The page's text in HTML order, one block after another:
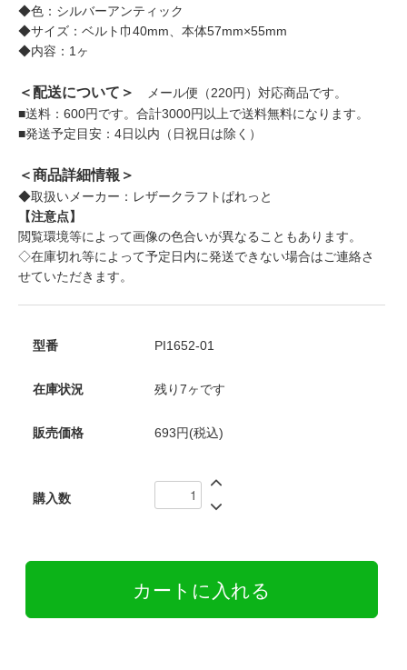
◆色：シルバーアンティック
◆サイズ：ベルト巾40mm、本体57mm×55mm
◆内容：1ヶ
＜配送について＞
メール便（220円）対応商品です。
■送料：600円です。合計3000円以上で送料無料になります。
■発送予定目安：4日以内（日祝日は除く）
＜商品詳細情報＞
◆取扱いメーカー：レザークラフトぱれっと
【注意点】
閲覧環境等によって画像の色合いが異なることもあります。
◇在庫切れ等によって予定日内に発送できない場合はご連絡さ
せていただきます。
型番 PI1652-01
在庫状況 残り7ヶです
販売価格 693円(税込)
購入数